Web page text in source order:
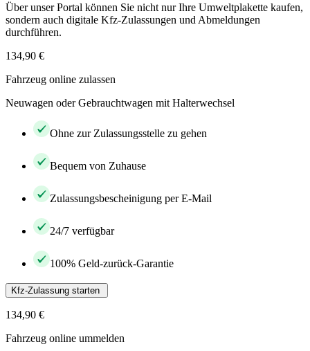
Über unser Portal können Sie nicht nur Ihre Umweltplakette kaufen,
sondern auch digitale Kfz-Zulassungen und Abmeldungen
durchführen.
134,90 €
Fahrzeug online zulassen
Neuwagen oder Gebrauchtwagen mit Halterwechsel
Ohne zur Zulassungsstelle zu gehen
Bequem von Zuhause
Zulassungsbescheinigung per E-Mail
24/7 verfügbar
100% Geld-zurück-Garantie
Kfz-Zulassung starten
134,90 €
Fahrzeug online ummelden